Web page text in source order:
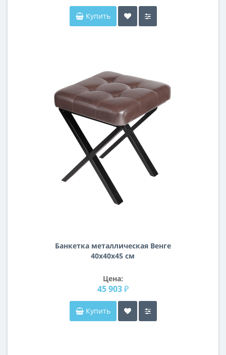
Купить
Банкетка металлическая Венге
40х40х45 см
Цена:
45 903 ₽
Купить